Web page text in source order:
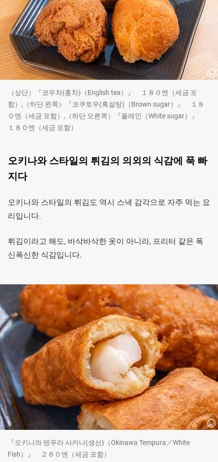
（상단）『코우차(홍차)（English tea）』 １８０엔（세금 포
함）,（하단 왼쪽）『코쿠토우(흑설탕)（Brown sugar）』 １８
０엔（세금 포함）,（하단 오른쪽）『플레인（White sugar）』
１８０엔（세금 포함）
오키나와 스타일의 튀김의 의외의 식감에 푹 빠
지다
오키나와 스타일의 튀김도 역시 스낵 감각으로 자주 먹는 요
리입니다.
튀김이라고 해도, 바삭바삭한 옷이 아니라, 프리터 같은 폭
신폭신한 식감입니다.
『오키나와 텐푸라 사카나(생선)（Okinawa Tempura／White
Fish）』 ２６０엔（세금 포함）